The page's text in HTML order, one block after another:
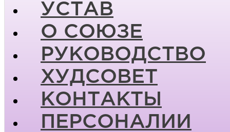
УСТАВ
О СОЮЗЕ
РУКОВОДСТВО
ХУДСОВЕТ
КОНТАКТЫ
ПЕРСОНАЛИИ